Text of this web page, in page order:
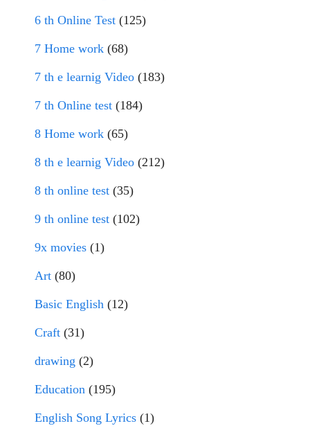
6 th Online Test (125)
7 Home work (68)
7 th e learnig Video (183)
7 th Online test (184)
8 Home work (65)
8 th e learnig Video (212)
8 th online test (35)
9 th online test (102)
9x movies (1)
Art (80)
Basic English (12)
Craft (31)
drawing (2)
Education (195)
English Song Lyrics (1)